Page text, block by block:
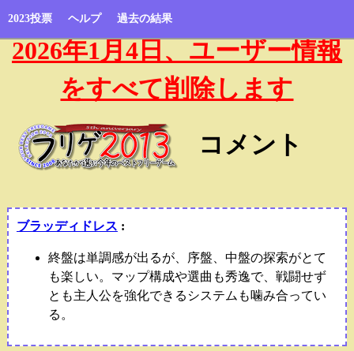
2023投票 ヘルプ 過去の結果
2026年1月4日、ユーザー情報
をすべて削除します
コメント
ブラッディドレス :
終盤は単調感が出るが、序盤、中盤の探索がとて
も楽しい。マップ構成や選曲も秀逸で、戦闘せず
とも主人公を強化できるシステムも噛み合ってい
る。